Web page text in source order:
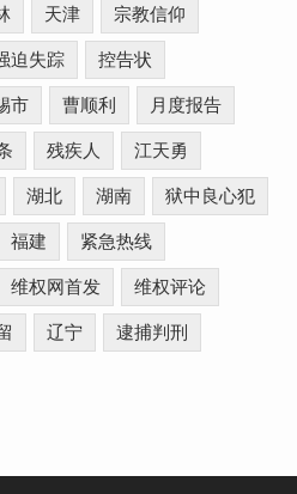
天津 宗教信仰
迫失踪 控告状
市 曹顺利 月度报告
残疾人 江天勇
湖北 湖南 狱中良心犯
福建 紧急热线
维权网首发 维权评论
辽宁 逮捕判刑